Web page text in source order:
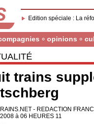
Edition spéciale : La
opinions
trains
- REDACTION
à 06 HEURES 11